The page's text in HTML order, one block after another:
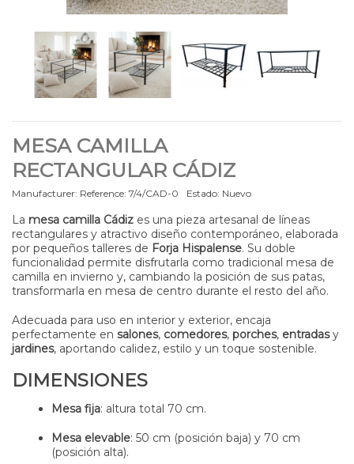
MESA CAMILLA
RECTANGULAR CÁDIZ
Manufacturer: Reference: 7/4/CAD-0 Estado: Nuevo
La mesa camilla Cádiz es una pieza artesanal de líneas
rectangulares y atractivo diseño contemporáneo, elaborada
por pequeños talleres de Forja Hispalense. Su doble
funcionalidad permite disfrutarla como tradicional mesa de
camilla en invierno y, cambiando la posición de sus patas,
transformarla en mesa de centro durante el resto del año.
Adecuada para uso en interior y exterior, encaja
perfectamente en salones, comedores, porches, entradasy
jardines, aportando calidez, estilo y un toque sostenible.
DIMENSIONES
Mesa fija: altura total 70 cm.
Mesa elevable: 50 cm (posición baja) y 70 cm
(posición alta).